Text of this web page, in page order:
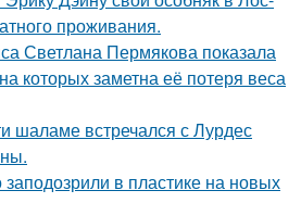
проживания.
Светлана Пермякова показала
которых заметна её потеря веса
шаламе встречался с Лурдес
в пластике на новых